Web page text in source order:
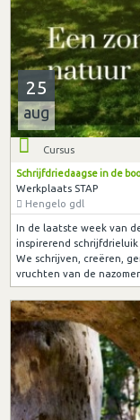
25
aug
Cursus
Schrijfdriedaagse in de
Werkplaats STAP
Hengelo gdl
In de laatste week van
inspirerend schrijfdrieluik
We schrijven, creëren,
vruchten van de nazomer.